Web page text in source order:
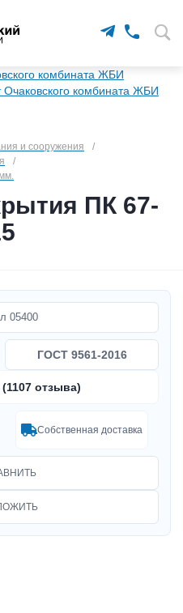
и сооружения
/
/
ПК 67-
05400
ГОСТ 9561-2016
(1107 отзыва)
Собственная доставка